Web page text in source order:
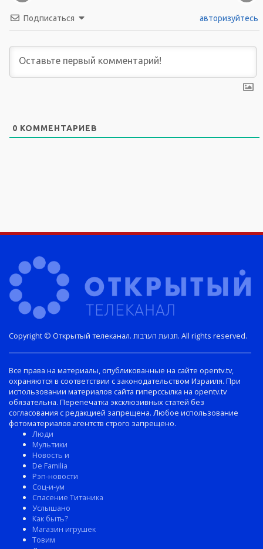
Подписаться авторизуйтесь
0 КОММЕНТАРИЕВ
Copyright © Открытый телеканал. תנועת הערבות. All rights reserved.
Все права на материалы, опубликованные на сайте opentv.tv,
охраняются в соответствии с законодательством Израиля. При
использовании материалов сайта гиперссылка на opentv.tv
обязательна. Перепечатка эксклюзивных статей без
согласования с редакцией запрещена. Любое использование
фотоматериалов агентств строго запрещено.
Люди
Мультики
Новость и
De Familia
Рэп-новости
Соц-и-ум
Спасение Титаника
Услышано
Как быть?
Магазин игрушек
Товим